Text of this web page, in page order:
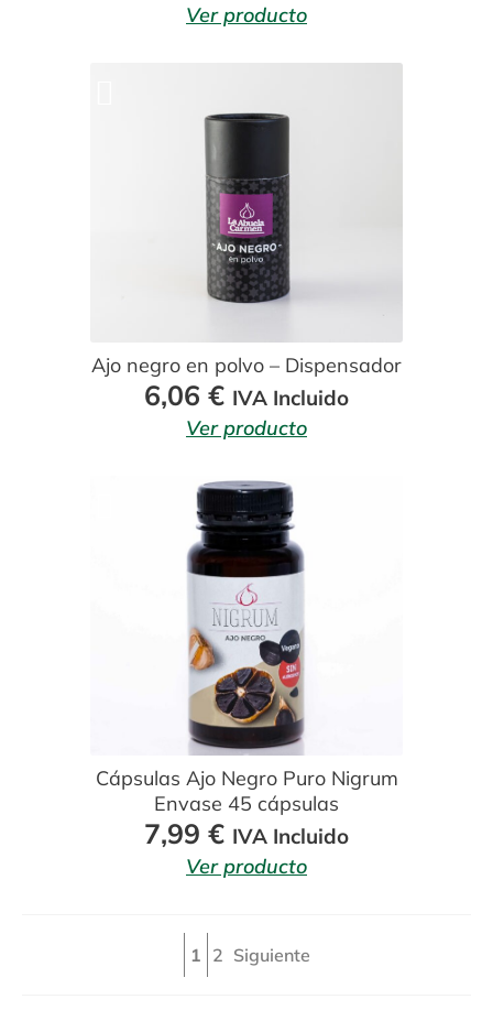
Ver producto
Ajo negro en polvo – Dispensador
6,06 € IVA Incluido
Ver producto
Cápsulas Ajo Negro Puro Nigrum
Envase 45 cápsulas
7,99 € IVA Incluido
Ver producto
1 2 Siguiente